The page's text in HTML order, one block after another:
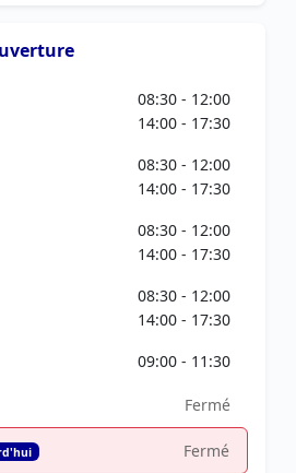
08:30 - 12:00
14:00 - 17:30
08:30 - 12:00
14:00 - 17:30
08:30 - 12:00
14:00 - 17:30
08:30 - 12:00
14:00 - 17:30
09:00 - 11:30
Fermé
Fermé